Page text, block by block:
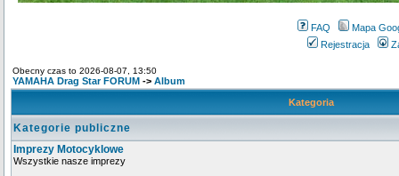
FAQ
Mapa
Rejestracja
Obecny czas to 2026-08-07, 13:50
YAMAHA Drag Star FORUM -> Album
Kategoria
Kategorie publiczne
Imprezy Motocyklowe
Wszystkie nasze imprezy